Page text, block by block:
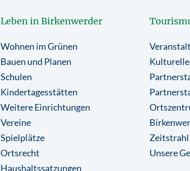
Leben in Birkenwerder
Wohnen im Grünen
Bauen und Planen
Schulen
Kindertagesstätten
Weitere Einrichtungen
Vereine
Spielplätze
Ortsrecht
Haushaltssatzungen
Unsere